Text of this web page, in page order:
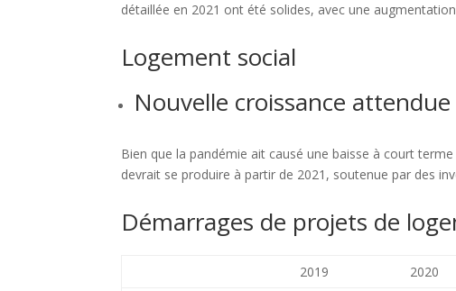
détaillée en 2021 ont été solides, avec une
Logement social
Nouvelle croissance
Bien que la pandémie ait causé une baisse à court
devrait se produire à partir de 2021, soutenue par des
Démarrages de projets de
2019 2020